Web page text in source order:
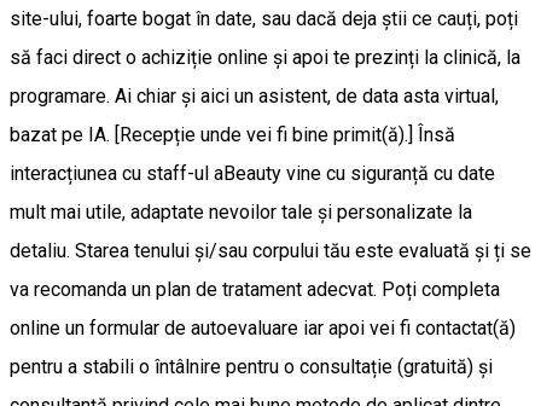
site-ului, foarte bogat în date, sau dacă deja știi ce cauți, poți
să faci direct o achiziție online și apoi te prezinți la clinică, la
programare. Ai chiar și aici un asistent, de data asta virtual,
bazat pe IA. [Recepție unde vei fi bine primit(ă).] Însă
interacțiunea cu staff-ul aBeauty vine cu siguranță cu date
mult mai utile, adaptate nevoilor tale și personalizate la
detaliu. Starea tenului și/sau corpului tău este evaluată și ți se
va recomanda un plan de tratament adecvat. Poți completa
online un formular de autoevaluare iar apoi vei fi contactat(ă)
pentru a stabili o întâlnire pentru o consultație (gratuită) și